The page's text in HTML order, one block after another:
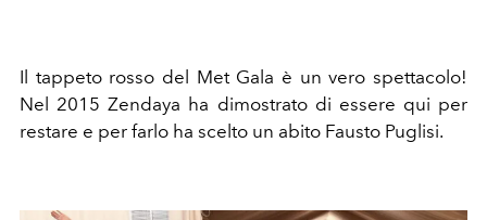
Il tappeto rosso del Met Gala è un vero spettacolo!
Nel 2015 Zendaya ha dimostrato di essere qui per
restare e per farlo ha scelto un abito Fausto Puglisi.